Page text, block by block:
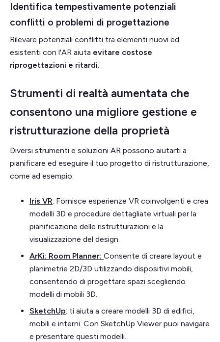
Identifica tempestivamente potenziali
conflitti o problemi di progettazione
Rilevare potenziali conflitti tra elementi nuovi ed
esistenti con l'AR aiuta evitare costose
riprogettazioni e ritardi.
Strumenti di realtà aumentata che
consentono una migliore gestione e
ristrutturazione della proprietà
Diversi strumenti e soluzioni AR possono aiutarti a
pianificare ed eseguire il tuo progetto di ristrutturazione,
come ad esempio:
Iris VR: Fornisce esperienze VR coinvolgenti e crea
modelli 3D e procedure dettagliate virtuali per la
pianificazione delle ristrutturazioni e la
visualizzazione del design.
ArKi: Room Planner: Consente di creare layout e
planimetrie 2D/3D utilizzando dispositivi mobili,
consentendo di progettare spazi scegliendo
modelli di mobili 3D.
SketchUp: ti aiuta a creare modelli 3D di edifici,
mobili e interni. Con SketchUp Viewer puoi navigare
e presentare questi modelli.